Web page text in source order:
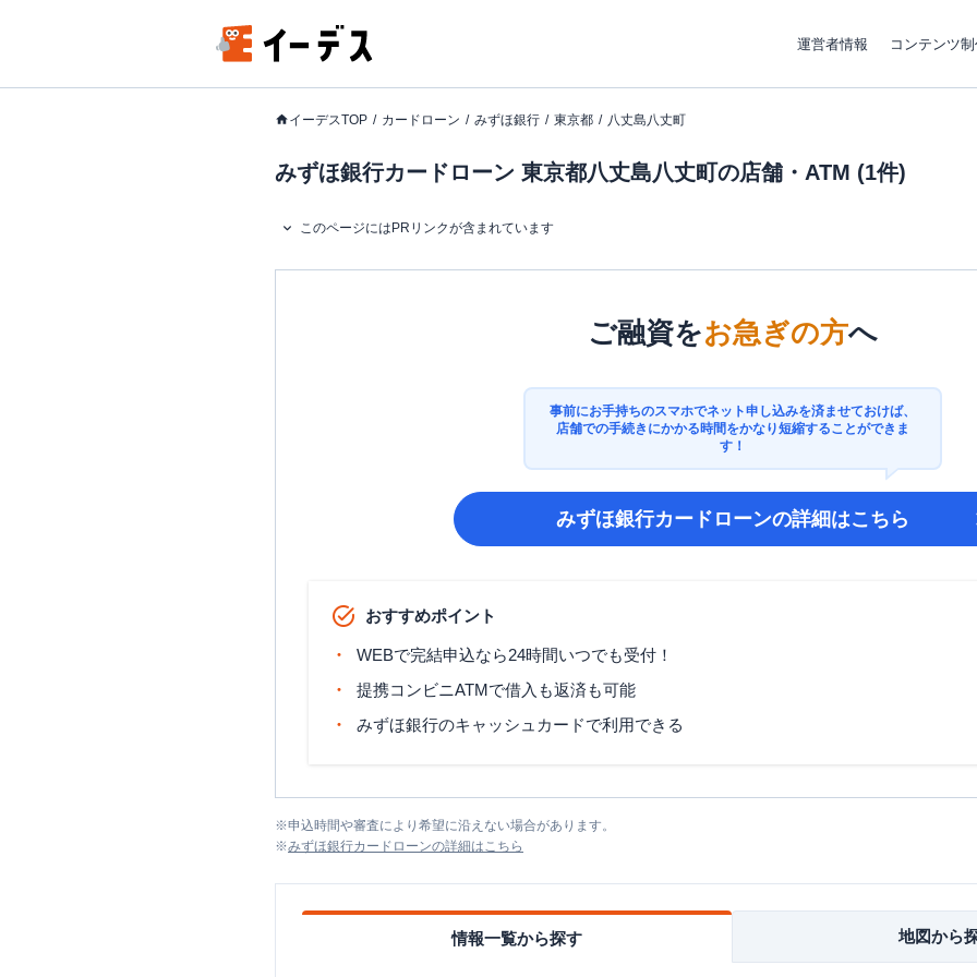
運営者情報 コンテンツ
イーデスTOP カードローン みずほ銀行 東京都 八丈島八丈町
みずほ銀行カードローン 東京都八丈島八丈町の店舗・ATM (1件)
このページにはPRリンクが含まれています
ご融資をお急ぎの方へ
事前にお手持ちのスマホでネット申し込みを済ませておけば、
店舗での手続きにかかる時間をかなり短縮することができま
す！
みずほ銀行カードローンの詳細はこちら
おすすめポイント
WEBで完結申込なら24時間いつでも受付！
提携コンビニATMで借入も返済も可能
みずほ銀行のキャッシュカードで利用できる
※申込時間や審査により希望に沿えない場合があります。
※みずほ銀行カードローンの詳細はこちら
情報一覧から探す 地図から